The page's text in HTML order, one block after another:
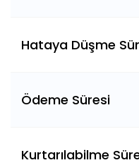
Hataya Düşme
Ödeme Süresi
Kurtarılabilme